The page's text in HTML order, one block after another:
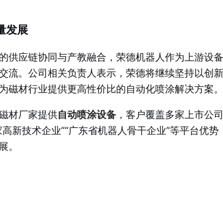
发展
供应链协同与产教融合，荣德机器人作为上游设
流。公司相关负责人表示，荣德将继续坚持以创
磁材行业提供更高性价比的自动化喷涂解决方案。
材厂家提供自动喷涂设备 ，客户覆盖多家上市公
新技术企业”“广东省机器人骨干企业”等平台优势
。